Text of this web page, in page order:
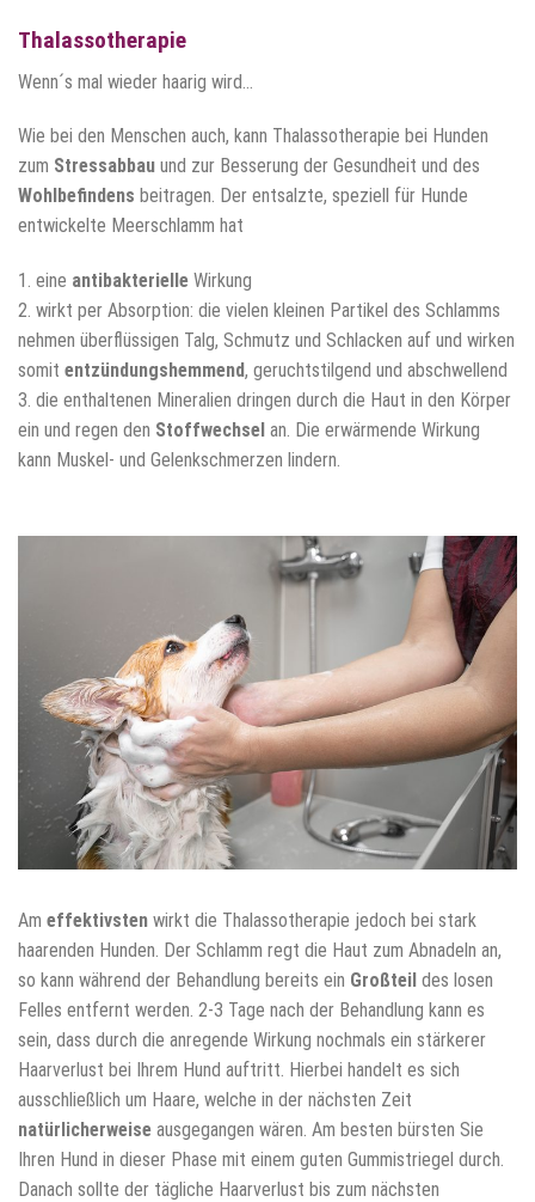
Thalassotherapie
Wenn´s mal wieder haarig wird…
Wie bei den Menschen auch, kann Thalassotherapie bei Hunden
zum Stressabbau und zur Besserung der Gesundheit und des
Wohlbefindens beitragen. Der entsalzte, speziell für Hunde
entwickelte Meerschlamm hat
1. eine antibakterielle Wirkung
2. wirkt per Absorption: die vielen kleinen Partikel des Schlamms
nehmen überflüssigen Talg, Schmutz und Schlacken auf und wirken
somit entzündungshemmend, geruchtstilgend und abschwellend
3. die enthaltenen Mineralien dringen durch die Haut in den Körper
ein und regen den Stoffwechsel an. Die erwärmende Wirkung
kann Muskel- und Gelenkschmerzen lindern.
Am effektivsten wirkt die Thalassotherapie jedoch bei stark
haarenden Hunden. Der Schlamm regt die Haut zum Abnadeln an,
so kann während der Behandlung bereits ein Großteil des losen
Felles entfernt werden. 2-3 Tage nach der Behandlung kann es
sein, dass durch die anregende Wirkung nochmals ein stärkerer
Haarverlust bei Ihrem Hund auftritt. Hierbei handelt es sich
ausschließlich um Haare, welche in der nächsten Zeit
natürlicherweise ausgegangen wären. Am besten bürsten Sie
Ihren Hund in dieser Phase mit einem guten Gummistriegel durch.
Danach sollte der tägliche Haarverlust bis zum nächsten